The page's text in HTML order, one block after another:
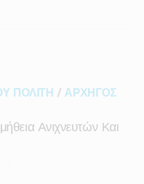
ΠΟΛΙΤΗ / ΑΡΧΗΓΟΣ
Ανιχνευτών Και